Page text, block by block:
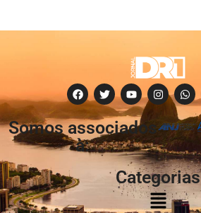
Somos associados
à:
Categorias